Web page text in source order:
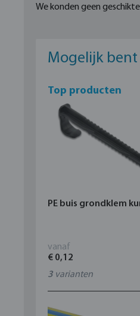
We konden geen
Mogelijk bent
Top producten
PE buis grondklem
vanaf
€ 0,12
3 varianten